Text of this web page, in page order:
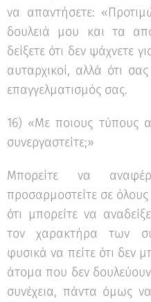
να απαντήσετε:
δουλειά μου και τα
δείξετε ότι δεν ψάχνετε
αυταρχικοί, αλλά ότι
επαγγελματισμός σας.
16) «Με ποιους τύπους
συνεργαστείτε;»
Μπορείτε να
προσαρμοστείτε σε
ότι μπορείτε να
τον χαρακτήρα των
φυσικά να πείτε ότι δεν
άτομα που δεν
συνέχεια, πάντα όμως